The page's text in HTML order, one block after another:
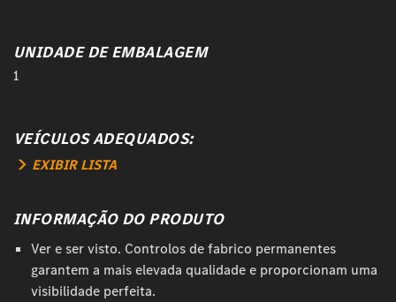
UNIDADE DE EMBALAGEM
1
VEÍCULOS ADEQUADOS:
EXIBIR LISTA
INFORMAÇÃO DO PRODUTO
Ver e ser visto. Controlos de fabrico permanentes
garantem a mais elevada qualidade e proporcionam uma
visibilidade perfeita.